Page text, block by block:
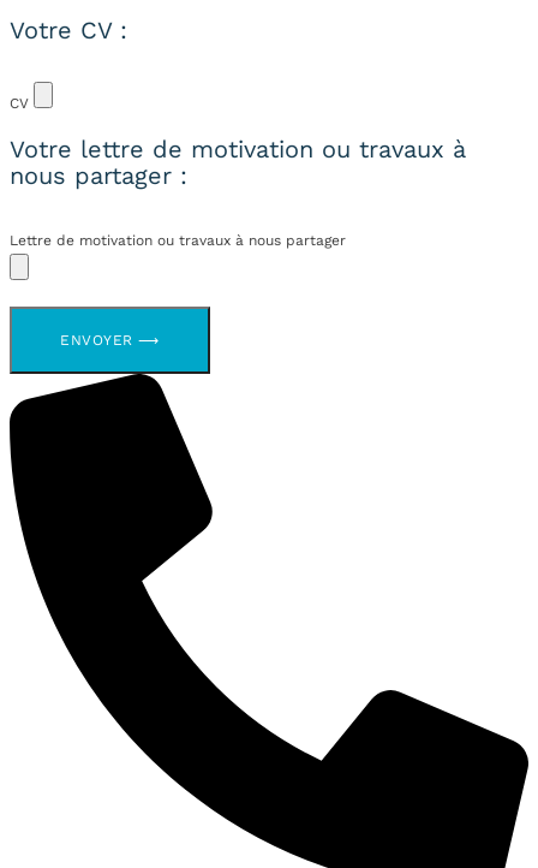
Votre CV :
CV
Votre lettre de motivation ou travaux à
nous partager :
Lettre de motivation ou travaux à nous partager
ENVOYER ⟶